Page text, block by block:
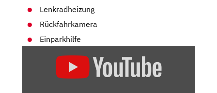
Lenkradheizung
Rückfahrkamera
Einparkhilfe